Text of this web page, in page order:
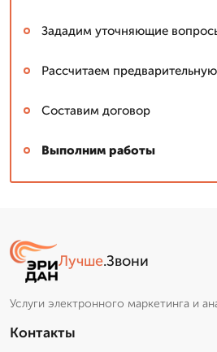
Зададим уточняющие
Рассчитаем
Составим договор
Выполним работы
Лучше.Звони
Услуги электронного маркетинга и
Контакты